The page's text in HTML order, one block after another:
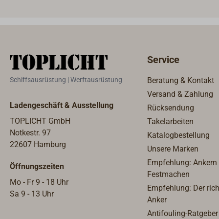
50
aus
extra
Schiffsausrüstung | Werftausrüstung
Ladengeschäft & Ausstellung
TOPLICHT GmbH
Notkestr. 97
22607 Hamburg
Öffnungszeiten
Mo - Fr 9 - 18 Uhr
Sa 9 - 13 Uhr
Service
Beratung & Kontakt
Versand & Zahlung
Rücksendung
Takelarbeiten
Katalogbestellung
Unsere Marken
Empfehlung: Ankern
Festmachen
Empfehlung: Der
Anker
Antifouling-Ratgeber